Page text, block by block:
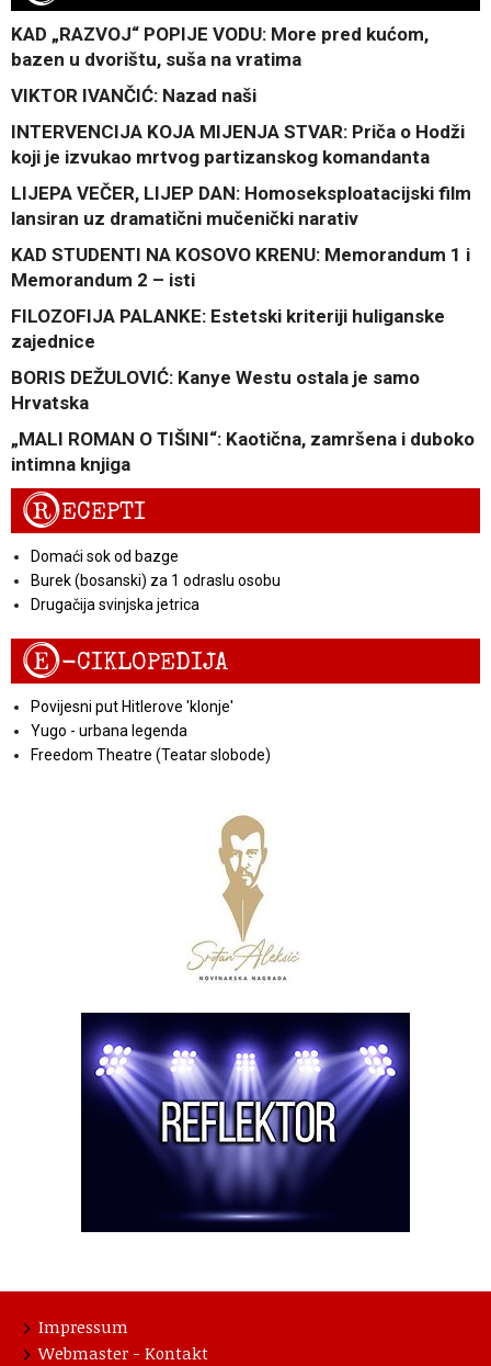
KAD „RAZVOJ“ POPIJE VODU: More pred kućom,
bazen u dvorištu, suša na vratima
VIKTOR IVANČIĆ: Nazad naši
INTERVENCIJA KOJA MIJENJA STVAR: Priča o Hodži
koji je izvukao mrtvog partizanskog komandanta
LIJEPA VEČER, LIJEP DAN: Homoseksploatacijski film
lansiran uz dramatični mučenički narativ
KAD STUDENTI NA KOSOVO KRENU: Memorandum 1 i
Memorandum 2 – isti
FILOZOFIJA PALANKE: Estetski kriteriji huliganske
zajednice
BORIS DEŽULOVIĆ: Kanye Westu ostala je samo
Hrvatska
„MALI ROMAN O TIŠINI“: Kaotična, zamršena i duboko
intimna knjiga
RECEPTI
Domaći sok od bazge
Burek (bosanski) za 1 odraslu osobu
Drugačija svinjska jetrica
E-CIKLOPEDIJA
Povijesni put Hitlerove 'klonje'
Yugo - urbana legenda
Freedom Theatre (Teatar slobode)
Impressum
Webmaster - Kontakt